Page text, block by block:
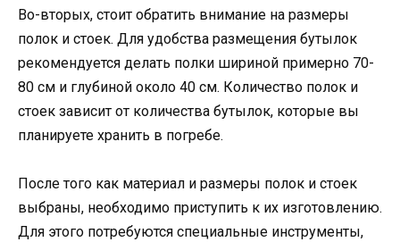
Во-вторых, стоит обратить внимание на размеры
полок и стоек. Для удобства размещения бутылок
рекомендуется делать полки шириной примерно 70-
80 см и глубиной около 40 см. Количество полок и
стоек зависит от количества бутылок, которые вы
планируете хранить в погребе.
После того как материал и размеры полок и стоек
выбраны, необходимо приступить к их изготовлению.
Для этого потребуются специальные инструменты,